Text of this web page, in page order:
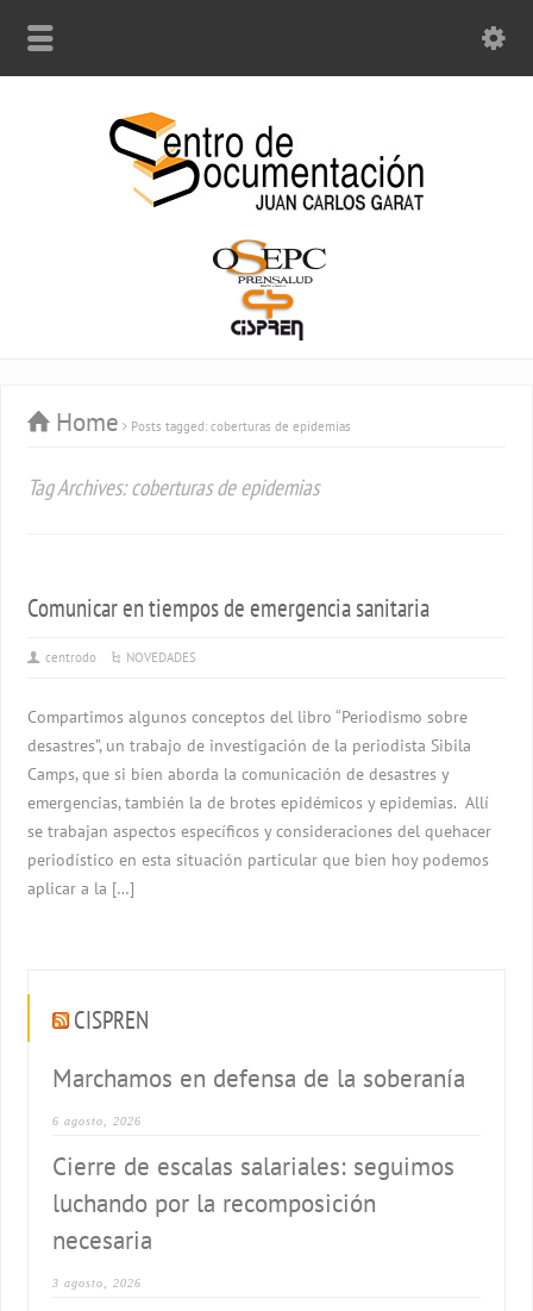
Home Posts tagged: coberturas de epidemias
Tag Archives: coberturas de epidemias
Comunicar en tiempos de emergencia sanitaria
centrodo NOVEDADES
Compartimos algunos conceptos del libro “Periodismo sobre
desastres”, un trabajo de investigación de la periodista Sibila
Camps, que si bien aborda la comunicación de desastres y
emergencias, también la de brotes epidémicos y epidemias. Allí
se trabajan aspectos específicos y consideraciones del quehacer
periodístico en esta situación particular que bien hoy podemos
aplicar a la […]
CISPREN
Marchamos en defensa de la soberanía
6 agosto, 2026
Cierre de escalas salariales: seguimos
luchando por la recomposición
necesaria
3 agosto, 2026